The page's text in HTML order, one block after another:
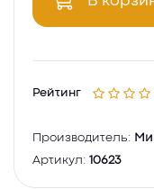
Рейтинг
Производитель:
Артикул: 10623